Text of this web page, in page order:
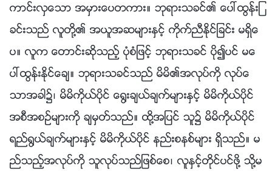
ကာင္းလွေသာ အမွားေပတကား။ ဘုရားသခင္၏ ေပၚထြန္းျ
ခင္းသည္ လူတို႔၏ အယူအဆမ်ားႏွင့္ ကိုက္ညီႏိုင္ျခင္း မရွိေ
ပ။ လူက ေတာင္းဆိုသည့္ ပုံစံျဖင့္ ဘုရားသခင္ ပို၍ပင္ မေ
ပၚထြန္းႏိုင္ေခ်။ ဘုရားသခင္သည္ မိမိ၏အလုပ္ကို လုပ္ေ
သာအခါ၌၊ မိမိကိုယ္ပိုင္ ေ႐ြးခ်ယ္ခ်က္မ်ားႏွင့္ မိမိကိုယ္ပိုင္
အစီအစဥ္မ်ားကို ခ်မွတ္သည္။ ထို႔အျပင္ သူ၌ မိမိကိုယ္ပိုင္
ရည္႐ြယ္ခ်က္မ်ားႏွင့္ မိမိကိုယ္ပိုင္ နည္းစနစ္မ်ား ရွိသည္။ မ
ည္သည့္အလုပ္ကို သူလုပ္သည္ျဖစ္ေစ၊ လူႏွင့္တိုင္ပင္ဖို႔ သို႔မ